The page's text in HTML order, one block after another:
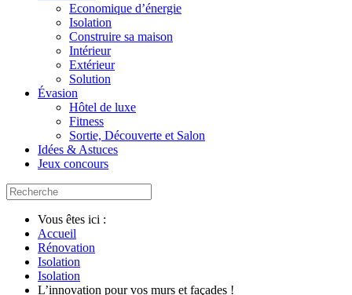
Economique d’énergie
Isolation
Construire sa maison
Intérieur
Extérieur
Solution
Évasion
Hôtel de luxe
Fitness
Sortie, Découverte et Salon
Idées & Astuces
Jeux concours
Vous êtes ici :
Accueil
Rénovation
Isolation
Isolation
L’innovation pour vos murs et façades !